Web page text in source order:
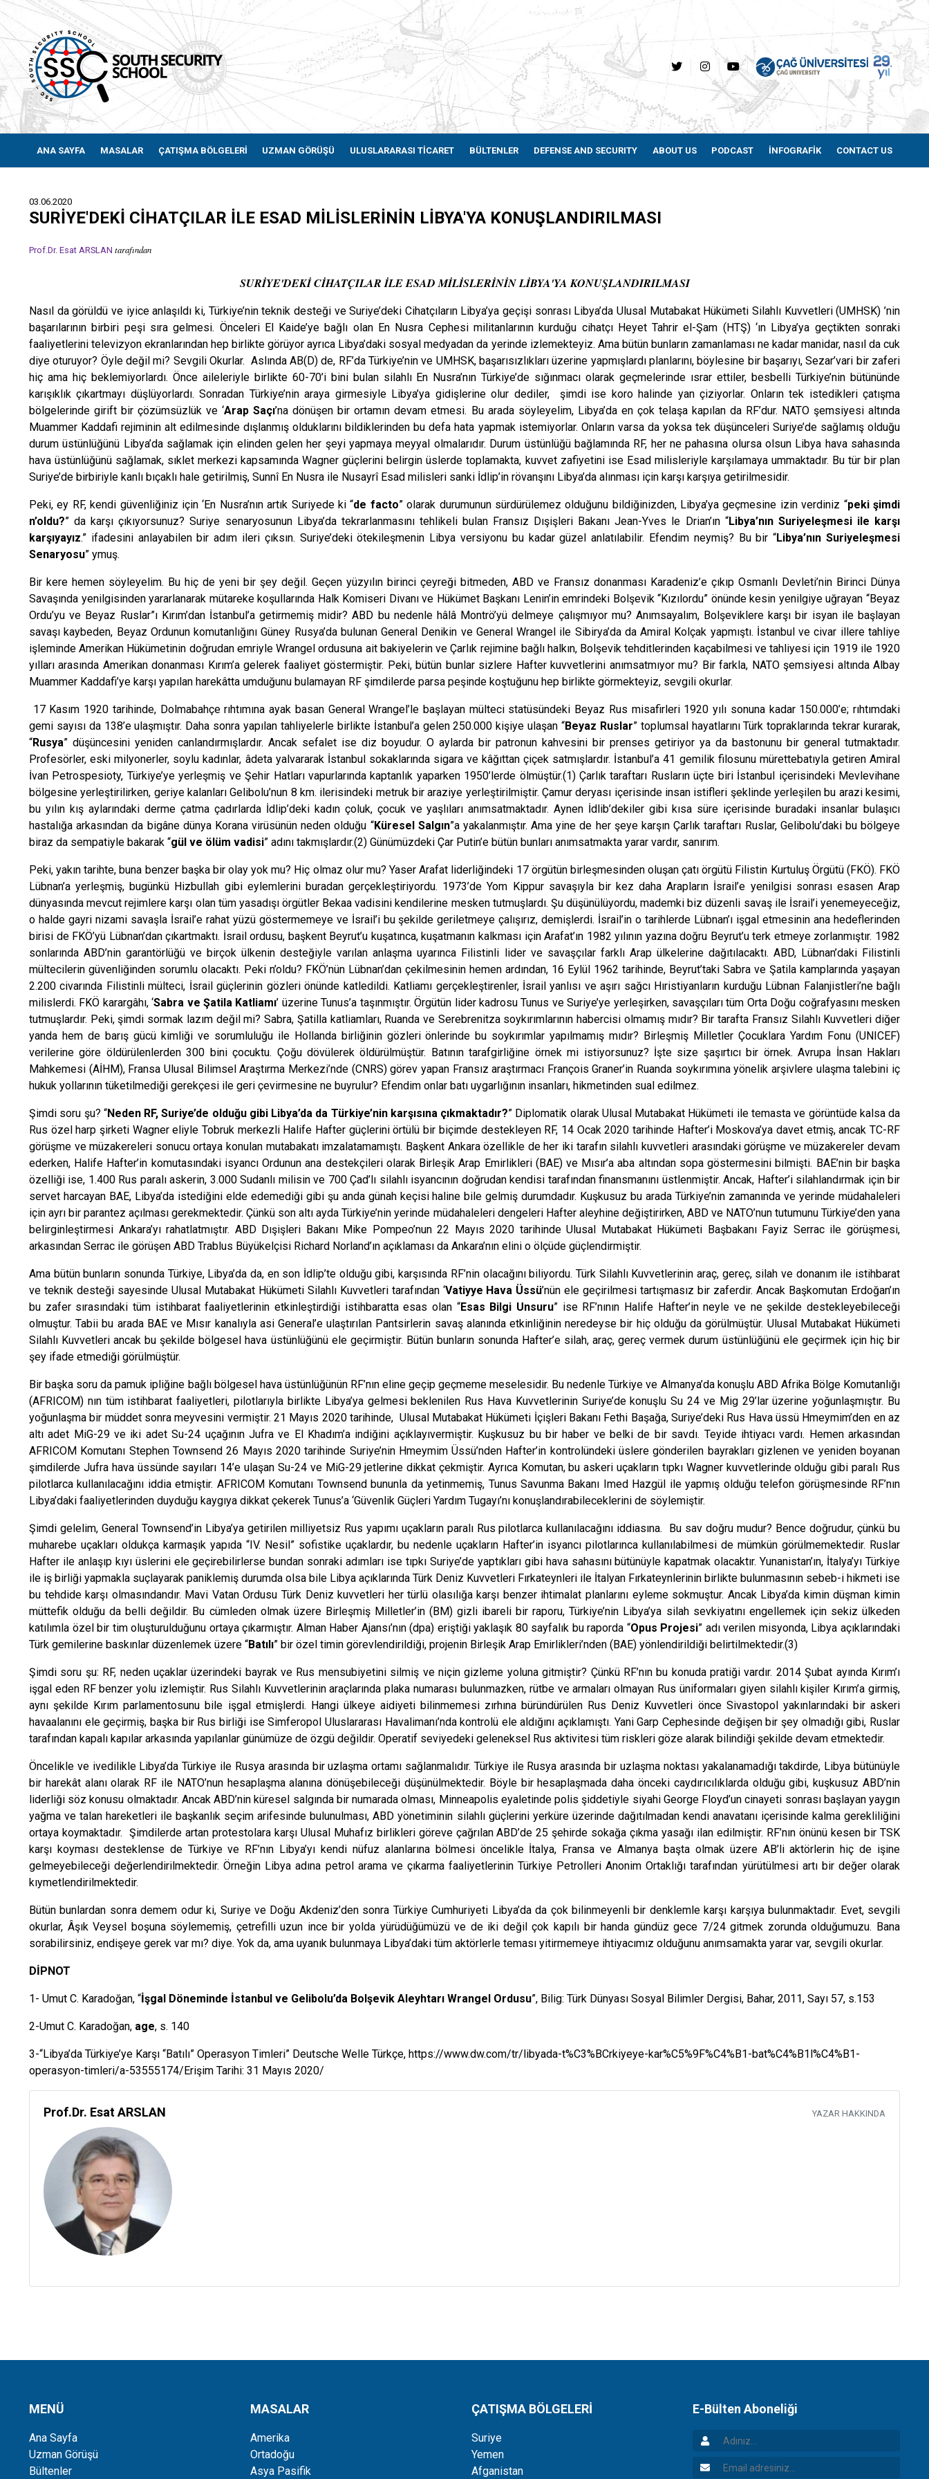
ANA SAYFA MASALAR ÇATIŞMA BÖLGELERİ UZMAN GÖRÜŞÜ ULUSLARARASI TİCARET BÜLTENLER DEFENSE AND SECURITY ABOUT US PODCAST İNFOGRAFİK CONTACT US
03.06.2020
SURİYE'DEKİ CİHATÇILAR İLE ESAD MİLİSLERİNİN LİBYA'YA KONUŞLANDIRILMASI
Prof.Dr. Esat ARSLAN tarafından
SURİYE'DEKİ CİHATÇILAR İLE ESAD MİLİSLERİNİN LİBYA'YA KONUŞLANDIRILMASI
Nasıl da görüldü ve iyice anlaşıldı ki, Türkiye’nin teknik desteği ve Suriye’deki Cihatçıların Libya’ya geçişi sonrası Libya’da Ulusal Mutabakat Hükümeti Silahlı Kuvvetleri (UMHSK) ’nin
başarılarının birbiri peşi sıra gelmesi. Önceleri El Kaide’ye bağlı olan En Nusra Cephesi militanlarının kurduğu cihatçı Heyet Tahrir el-Şam (HTŞ) ‘ın Libya’ya geçtikten sonraki
faaliyetlerini televizyon ekranlarından hep birlikte görüyor ayrıca Libya’daki sosyal medyadan da yerinde izlemekteyiz. Ama bütün bunların zamanlaması ne kadar manidar, nasıl da cuk
diye oturuyor? Öyle değil mi? Sevgili Okurlar. Aslında AB(D) de, RF’da Türkiye’nin ve UMHSK, başarısızlıkları üzerine yapmışlardı planlarını, böylesine bir başarıyı, Sezar’vari bir zaferi
hiç ama hiç beklemiyorlardı. Önce aileleriyle birlikte 60-70’i bini bulan silahlı En Nusra’nın Türkiye’de sığınmacı olarak geçmelerinde ısrar ettiler, besbelli Türkiye’nin bütününde
karışıklık çıkartmayı düşlüyorlardı. Sonradan Türkiye’nin araya girmesiyle Libya’ya gidişlerine olur dediler, şimdi ise koro halinde yan çiziyorlar. Onların tek istedikleri çatışma
bölgelerinde girift bir çözümsüzlük ve ‘Arap Saçı’na dönüşen bir ortamın devam etmesi. Bu arada söyleyelim, Libya’da en çok telaşa kapılan da RF’dur. NATO şemsiyesi altında
Muammer Kaddafi rejiminin alt edilmesinde dışlanmış olduklarını bildiklerinden bu defa hata yapmak istemiyorlar. Onların varsa da yoksa tek düşünceleri Suriye’de sağlamış olduğu
durum üstünlüğünü Libya’da sağlamak için elinden gelen her şeyi yapmaya meyyal olmalarıdır. Durum üstünlüğü bağlamında RF, her ne pahasına olursa olsun Libya hava sahasında
hava üstünlüğünü sağlamak, sıklet merkezi kapsamında Wagner güçlerini belirgin üslerde toplamakta, kuvvet zafiyetini ise Esad milisleriyle karşılamaya ummaktadır. Bu tür bir plan
Suriye’de birbiriyle kanlı bıçaklı hale getirilmiş, Sunnî En Nusra ile Nusayrî Esad milisleri sanki İdlip’in rövanşını Libya’da alınması için karşı karşıya getirilmesidir.
Peki, ey RF, kendi güvenliğiniz için ‘En Nusra’nın artık Suriyede ki “de facto” olarak durumunun sürdürülemez olduğunu bildiğinizden, Libya’ya geçmesine izin verdiniz “peki şimdi
n’oldu?” da karşı çıkıyorsunuz? Suriye senaryosunun Libya’da tekrarlanmasını tehlikeli bulan Fransız Dışişleri Bakanı Jean-Yves le Drian’ın “Libya’nın Suriyeleşmesi ile karşı
karşıyayız.” ifadesini anlayabilen bir adım ileri çıksın. Suriye’deki ötekileşmenin Libya versiyonu bu kadar güzel anlatılabilir. Efendim neymiş? Bu bir “Libya’nın Suriyeleşmesi
Senaryosu” ymuş.
Bir kere hemen söyleyelim. Bu hiç de yeni bir şey değil. Geçen yüzyılın birinci çeyreği bitmeden, ABD ve Fransız donanması Karadeniz’e çıkıp Osmanlı Devleti’nin Birinci Dünya
Savaşında yenilgisinden yararlanarak mütareke koşullarında Halk Komiseri Divanı ve Hükümet Başkanı Lenin’in emrindeki Bolşevik “Kızılordu” önünde kesin yenilgiye uğrayan “Beyaz
Ordu’yu ve Beyaz Ruslar”ı Kırım’dan İstanbul’a getirmemiş midir? ABD bu nedenle hâlâ Montrö’yü delmeye çalışmıyor mu? Anımsayalım, Bolşeviklere karşı bir isyan ile başlayan
savaşı kaybeden, Beyaz Ordunun komutanlığını Güney Rusya’da bulunan General Denikin ve General Wrangel ile Sibirya’da da Amiral Kolçak yapmıştı. İstanbul ve civar illere tahliye
işleminde Amerikan Hükümetinin doğrudan emriyle Wrangel ordusuna ait bakiyelerin ve Çarlık rejimine bağlı halkın, Bolşevik tehditlerinden kaçabilmesi ve tahliyesi için 1919 ile 1920
yılları arasında Amerikan donanması Kırım’a gelerek faaliyet göstermiştir. Peki, bütün bunlar sizlere Hafter kuvvetlerini anımsatmıyor mu? Bir farkla, NATO şemsiyesi altında Albay
Muammer Kaddafi’ye karşı yapılan harekâtta umduğunu bulamayan RF şimdilerde parsa peşinde koştuğunu hep birlikte görmekteyiz, sevgili okurlar.
17 Kasım 1920 tarihinde, Dolmabahçe rıhtımına ayak basan General Wrangel’le başlayan mülteci statüsündeki Beyaz Rus misafirleri 1920 yılı sonuna kadar 150.000’e; rıhtımdaki
gemi sayısı da 138’e ulaşmıştır. Daha sonra yapılan tahliyelerle birlikte İstanbul’a gelen 250.000 kişiye ulaşan “Beyaz Ruslar” toplumsal hayatlarını Türk topraklarında tekrar kurarak,
“Rusya” düşüncesini yeniden canlandırmışlardır. Ancak sefalet ise diz boyudur. O aylarda bir patronun kahvesini bir prenses getiriyor ya da bastonunu bir general tutmaktadır.
Profesörler, eski milyonerler, soylu kadınlar, âdeta yalvararak İstanbul sokaklarında sigara ve kâğıttan çiçek satmışlardır. İstanbul’a 41 gemilik filosunu mürettebatıyla getiren Amiral
İvan Petrospesioty, Türkiye’ye yerleşmiş ve Şehir Hatları vapurlarında kaptanlık yaparken 1950’lerde ölmüştür.(1) Çarlık taraftarı Rusların üçte biri İstanbul içerisindeki Mevlevihane
bölgesine yerleştirilirken, geriye kalanları Gelibolu’nun 8 km. ilerisindeki metruk bir araziye yerleştirilmiştir. Çamur deryası içerisinde insan istifleri şeklinde yerleşilen bu arazi kesimi,
bu yılın kış aylarındaki derme çatma çadırlarda İdlip’deki kadın çoluk, çocuk ve yaşlıları anımsatmaktadır. Aynen İdlib’dekiler gibi kısa süre içerisinde buradaki insanlar bulaşıcı
hastalığa arkasından da bigâne dünya Korana virüsünün neden olduğu “Küresel Salgın”a yakalanmıştır. Ama yine de her şeye karşın Çarlık taraftarı Ruslar, Gelibolu’daki bu bölgeye
biraz da sempatiyle bakarak “gül ve ölüm vadisi” adını takmışlardır.(2) Günümüzdeki Çar Putin’e bütün bunları anımsatmakta yarar vardır, sanırım.
Peki, yakın tarihte, buna benzer başka bir olay yok mu? Hiç olmaz olur mu? Yaser Arafat liderliğindeki 17 örgütün birleşmesinden oluşan çatı örgütü Filistin Kurtuluş Örgütü (FKÖ). FKÖ
Lübnan’a yerleşmiş, bugünkü Hizbullah gibi eylemlerini buradan gerçekleştiriyordu. 1973’de Yom Kippur savaşıyla bir kez daha Arapların İsrail’e yenilgisi sonrası esasen Arap
dünyasında mevcut rejimlere karşı olan tüm yasadışı örgütler Bekaa vadisini kendilerine mesken tutmuşlardı. Şu düşünülüyordu, mademki biz düzenli savaş ile İsrail’i yenemeyeceğiz,
o halde gayri nizami savaşla İsrail’e rahat yüzü göstermemeye ve İsrail’i bu şekilde geriletmeye çalışırız, demişlerdi. İsrail’in o tarihlerde Lübnan’ı işgal etmesinin ana hedeflerinden
birisi de FKÖ’yü Lübnan’dan çıkartmaktı. İsrail ordusu, başkent Beyrut’u kuşatınca, kuşatmanın kalkması için Arafat’ın 1982 yılının yazına doğru Beyrut’u terk etmeye zorlanmıştır. 1982
sonlarında ABD’nin garantörlüğü ve birçok ülkenin desteğiyle varılan anlaşma uyarınca Filistinli lider ve savaşçılar farklı Arap ülkelerine dağıtılacaktı. ABD, Lübnan’daki Filistinli
mültecilerin güvenliğinden sorumlu olacaktı. Peki n’oldu? FKÖ’nün Lübnan’dan çekilmesinin hemen ardından, 16 Eylül 1962 tarihinde, Beyrut’taki Sabra ve Şatila kamplarında yaşayan
2.200 civarında Filistinli mülteci, İsrail güçlerinin gözleri önünde katledildi. Katliamı gerçekleştirenler, İsrail yanlısı ve aşırı sağcı Hıristiyanların kurduğu Lübnan Falanjistleri’ne bağlı
milislerdi. FKÖ karargâhı, ‘Sabra ve Şatila Katliamı’ üzerine Tunus’a taşınmıştır. Örgütün lider kadrosu Tunus ve Suriye’ye yerleşirken, savaşçıları tüm Orta Doğu coğrafyasını mesken
tutmuşlardır. Peki, şimdi sormak lazım değil mi? Sabra, Şatilla katliamları, Ruanda ve Serebrenitza soykırımlarının habercisi olmamış mıdır? Bir tarafta Fransız Silahlı Kuvvetleri diğer
yanda hem de barış gücü kimliği ve sorumluluğu ile Hollanda birliğinin gözleri önlerinde bu soykırımlar yapılmamış mıdır? Birleşmiş Milletler Çocuklara Yardım Fonu (UNICEF)
verilerine göre öldürülenlerden 300 bini çocuktu. Çoğu dövülerek öldürülmüştür. Batının tarafgirliğine örnek mi istiyorsunuz? İşte size şaşırtıcı bir örnek. Avrupa İnsan Hakları
Mahkemesi (AİHM), Fransa Ulusal Bilimsel Araştırma Merkezi’nde (CNRS) görev yapan Fransız araştırmacı François Graner’in Ruanda soykırımına yönelik arşivlere ulaşma talebini iç
hukuk yollarının tüketilmediği gerekçesi ile geri çevirmesine ne buyrulur? Efendim onlar batı uygarlığının insanları, hikmetinden sual edilmez.
Şimdi soru şu? “Neden RF, Suriye’de olduğu gibi Libya’da da Türkiye’nin karşısına çıkmaktadır?” Diplomatik olarak Ulusal Mutabakat Hükümeti ile temasta ve görüntüde kalsa da
Rus özel harp şirketi Wagner eliyle Tobruk merkezli Halife Hafter güçlerini örtülü bir biçimde destekleyen RF, 14 Ocak 2020 tarihinde Hafter’i Moskova’ya davet etmiş, ancak TC-RF
görüşme ve müzakereleri sonucu ortaya konulan mutabakatı imzalatamamıştı. Başkent Ankara özellikle de her iki tarafın silahlı kuvvetleri arasındaki görüşme ve müzakereler devam
ederken, Halife Hafter’in komutasındaki isyancı Ordunun ana destekçileri olarak Birleşik Arap Emirlikleri (BAE) ve Mısır’a aba altından sopa göstermesini bilmişti. BAE’nin bir başka
özelliği ise, 1.400 Rus paralı askerin, 3.000 Sudanlı milisin ve 700 Çad’lı silahlı isyancının doğrudan kendisi tarafından finansmanını üstlenmiştir. Ancak, Hafter’i silahlandırmak için bir
servet harcayan BAE, Libya’da istediğini elde edemediği gibi şu anda günah keçisi haline bile gelmiş durumdadır. Kuşkusuz bu arada Türkiye’nin zamanında ve yerinde müdahaleleri
için ayrı bir parantez açılması gerekmektedir. Çünkü son altı ayda Türkiye’nin yerinde müdahaleleri dengeleri Hafter aleyhine değiştirirken, ABD ve NATO’nun tutumunu Türkiye’den yana
belirginleştirmesi Ankara’yı rahatlatmıştır. ABD Dışişleri Bakanı Mike Pompeo’nun 22 Mayıs 2020 tarihinde Ulusal Mutabakat Hükümeti Başbakanı Fayiz Serrac ile görüşmesi,
arkasından Serrac ile görüşen ABD Trablus Büyükelçisi Richard Norland’ın açıklaması da Ankara’nın elini o ölçüde güçlendirmiştir.
Ama bütün bunların sonunda Türkiye, Libya’da da, en son İdlip’te olduğu gibi, karşısında RF’nin olacağını biliyordu. Türk Silahlı Kuvvetlerinin araç, gereç, silah ve donanım ile istihbarat
ve teknik desteği sayesinde Ulusal Mutabakat Hükümeti Silahlı Kuvvetleri tarafından ‘Vatiyye Hava Üssü’nün ele geçirilmesi tartışmasız bir zaferdir. Ancak Başkomutan Erdoğan’ın
bu zafer sırasındaki tüm istihbarat faaliyetlerinin etkinleştirdiği istihbaratta esas olan “Esas Bilgi Unsuru” ise RF’nının Halife Hafter’in neyle ve ne şekilde destekleyebileceği
olmuştur. Tabii bu arada BAE ve Mısır kanalıyla asi General’e ulaştırılan Pantsirlerin savaş alanında etkinliğinin neredeyse bir hiç olduğu da görülmüştür. Ulusal Mutabakat Hükümeti
Silahlı Kuvvetleri ancak bu şekilde bölgesel hava üstünlüğünü ele geçirmiştir. Bütün bunların sonunda Hafter’e silah, araç, gereç vermek durum üstünlüğünü ele geçirmek için hiç bir
şey ifade etmediği görülmüştür.
Bir başka soru da pamuk ipliğine bağlı bölgesel hava üstünlüğünün RF’nın eline geçip geçmeme meselesidir. Bu nedenle Türkiye ve Almanya’da konuşlu ABD Afrika Bölge Komutanlığı
(AFRICOM) nın tüm istihbarat faaliyetleri, pilotlarıyla birlikte Libya’ya gelmesi beklenilen Rus Hava Kuvvetlerinin Suriye’de konuşlu Su 24 ve Mig 29’lar üzerine yoğunlaşmıştır. Bu
yoğunlaşma bir müddet sonra meyvesini vermiştir. 21 Mayıs 2020 tarihinde, Ulusal Mutabakat Hükümeti İçişleri Bakanı Fethi Başağa, Suriye’deki Rus Hava üssü Hmeymim’den en az
altı adet MiG-29 ve iki adet Su-24 uçağının Jufra ve El Khadım’a indiğini açıklayıvermiştir. Kuşkusuz bu bir haber ve belki de bir savdı. Teyide ihtiyacı vardı. Hemen arkasından
AFRICOM Komutanı Stephen Townsend 26 Mayıs 2020 tarihinde Suriye’nin Hmeymim Üssü’nden Hafter’in kontrolündeki üslere gönderilen bayrakları gizlenen ve yeniden boyanan
şimdilerde Jufra hava üssünde sayıları 14’e ulaşan Su-24 ve MiG-29 jetlerine dikkat çekmiştir. Ayrıca Komutan, bu askeri uçakların tıpkı Wagner kuvvetlerinde olduğu gibi paralı Rus
pilotlarca kullanılacağını iddia etmiştir. AFRICOM Komutanı Townsend bununla da yetinmemiş, Tunus Savunma Bakanı Imed Hazgül ile yapmış olduğu telefon görüşmesinde RF’nın
Libya’daki faaliyetlerinden duyduğu kaygıya dikkat çekerek Tunus’a ‘Güvenlik Güçleri Yardım Tugayı’nı konuşlandırabileceklerini de söylemiştir.
Şimdi gelelim, General Townsend’in Libya’ya getirilen milliyetsiz Rus yapımı uçakların paralı Rus pilotlarca kullanılacağını iddiasına. Bu sav doğru mudur? Bence doğrudur, çünkü bu
muharebe uçakları oldukça karmaşık yapıda “IV. Nesil” sofistike uçaklardır, bu nedenle uçakların Hafter’in isyancı pilotlarınca kullanılabilmesi de mümkün görülmemektedir. Ruslar
Hafter ile anlaşıp kıyı üslerini ele geçirebilirlerse bundan sonraki adımları ise tıpkı Suriye’de yaptıkları gibi hava sahasını bütünüyle kapatmak olacaktır. Yunanistan’ın, İtalya’yı Türkiye
ile iş birliği yapmakla suçlayarak paniklemiş durumda olsa bile Libya açıklarında Türk Deniz Kuvvetleri Fırkateynleri ile İtalyan Fırkateynlerinin birlikte bulunmasının sebeb-i hikmeti ise
bu tehdide karşı olmasındandır. Mavi Vatan Ordusu Türk Deniz kuvvetleri her türlü olasılığa karşı benzer ihtimalat planlarını eyleme sokmuştur. Ancak Libya’da kimin düşman kimin
müttefik olduğu da belli değildir. Bu cümleden olmak üzere Birleşmiş Milletler’in (BM) gizli ibareli bir raporu, Türkiye’nin Libya’ya silah sevkiyatını engellemek için sekiz ülkeden
katılımla özel bir tim oluşturulduğunu ortaya çıkarmıştır. Alman Haber Ajansı’nın (dpa) eriştiği yaklaşık 80 sayfalık bu raporda “Opus Projesi” adı verilen misyonda, Libya açıklarındaki
Türk gemilerine baskınlar düzenlemek üzere “Batılı” bir özel timin görevlendirildiği, projenin Birleşik Arap Emirlikleri’nden (BAE) yönlendirildiği belirtilmektedir.(3)
Şimdi soru şu: RF, neden uçaklar üzerindeki bayrak ve Rus mensubiyetini silmiş ve niçin gizleme yoluna gitmiştir? Çünkü RF’nın bu konuda pratiği vardır. 2014 Şubat ayında Kırım’ı
işgal eden RF benzer yolu izlemiştir. Rus Silahlı Kuvvetlerinin araçlarında plaka numarası bulunmazken, rütbe ve armaları olmayan Rus üniformaları giyen silahlı kişiler Kırım’a girmiş,
aynı şekilde Kırım parlamentosunu bile işgal etmişlerdi. Hangi ülkeye aidiyeti bilinmemesi zırhına büründürülen Rus Deniz Kuvvetleri önce Sivastopol yakınlarındaki bir askeri
havaalanını ele geçirmiş, başka bir Rus birliği ise Simferopol Uluslararası Havalimanı’nda kontrolü ele aldığını açıklamıştı. Yani Garp Cephesinde değişen bir şey olmadığı gibi, Ruslar
tarafından kapalı kapılar arkasında yapılanlar günümüze de özgü değildir. Operatif seviyedeki geleneksel Rus aktivitesi tüm riskleri göze alarak bilindiği şekilde devam etmektedir.
Öncelikle ve ivedilikle Libya’da Türkiye ile Rusya arasında bir uzlaşma ortamı sağlanmalıdır. Türkiye ile Rusya arasında bir uzlaşma noktası yakalanamadığı takdirde, Libya bütünüyle
bir harekât alanı olarak RF ile NATO’nun hesaplaşma alanına dönüşebileceği düşünülmektedir. Böyle bir hesaplaşmada daha önceki caydırıcılıklarda olduğu gibi, kuşkusuz ABD’nin
liderliği söz konusu olmaktadır. Ancak ABD’nin küresel salgında bir numarada olması, Minneapolis eyaletinde polis şiddetiyle siyahi George Floyd’un cinayeti sonrası başlayan yaygın
yağma ve talan hareketleri ile başkanlık seçim arifesinde bulunulması, ABD yönetiminin silahlı güçlerini yerküre üzerinde dağıtılmadan kendi anavatanı içerisinde kalma gerekliliğini
ortaya koymaktadır. Şimdilerde artan protestolara karşı Ulusal Muhafız birlikleri göreve çağrılan ABD’de 25 şehirde sokağa çıkma yasağı ilan edilmiştir. RF’nın önünü kesen bir TSK
karşı koyması desteklense de Türkiye ve RF’nın Libya’yı kendi nüfuz alanlarına bölmesi öncelikle İtalya, Fransa ve Almanya başta olmak üzere AB’li aktörlerin hiç de işine
gelmeyebileceği değerlendirilmektedir. Örneğin Libya adına petrol arama ve çıkarma faaliyetlerinin Türkiye Petrolleri Anonim Ortaklığı tarafından yürütülmesi artı bir değer olarak
kıymetlendirilmektedir.
Bütün bunlardan sonra demem odur ki, Suriye ve Doğu Akdeniz’den sonra Türkiye Cumhuriyeti Libya’da da çok bilinmeyenli bir denklemle karşı karşıya bulunmaktadır. Evet, sevgili
okurlar, Âşık Veysel boşuna söylememiş, çetrefilli uzun ince bir yolda yürüdüğümüzü ve de iki değil çok kapılı bir handa gündüz gece 7/24 gitmek zorunda olduğumuzu. Bana
sorabilirsiniz, endişeye gerek var mı? diye. Yok da, ama uyanık bulunmaya Libya’daki tüm aktörlerle teması yitirmemeye ihtiyacımız olduğunu anımsamakta yarar var, sevgili okurlar.
DİPNOT
1- Umut C. Karadoğan, “İşgal Döneminde İstanbul ve Gelibolu’da Bolşevik Aleyhtarı Wrangel Ordusu”, Bilig: Türk Dünyası Sosyal Bilimler Dergisi, Bahar, 2011, Sayı 57, s.153
2-Umut C. Karadoğan, age, s. 140
3-“Libya’da Türkiye’ye Karşı “Batılı” Operasyon Timleri” Deutsche Welle Türkçe, https://www.dw.com/tr/libyada-t%C3%BCrkiyeye-kar%C5%9F%C4%B1-bat%C4%B1l%C4%B1-
operasyon-timleri/a-53555174/Erişim Tarihi: 31 Mayıs 2020/
Prof.Dr. Esat ARSLAN YAZAR HAKKINDA
MENÜ
Ana Sayfa
Uzman Görüşü
Bültenler
MASALAR
Amerika
Ortadoğu
Asya Pasifik
ÇATIŞMA BÖLGELERİ
Suriye
Yemen
Afganistan
E-Bülten Aboneliği
Adınız
Email Adresiniz